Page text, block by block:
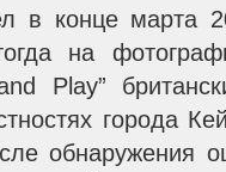
в конце марта
на
Play”
города
обнаружения